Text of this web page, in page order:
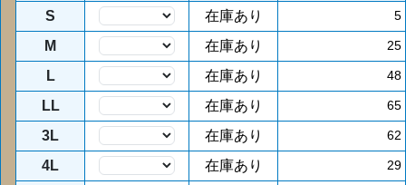
S
在庫あり 5
M 在庫あり 25
L 在庫あり 48
LL 在庫あり 65
3L 在庫あり 62
4L 在庫あり 29